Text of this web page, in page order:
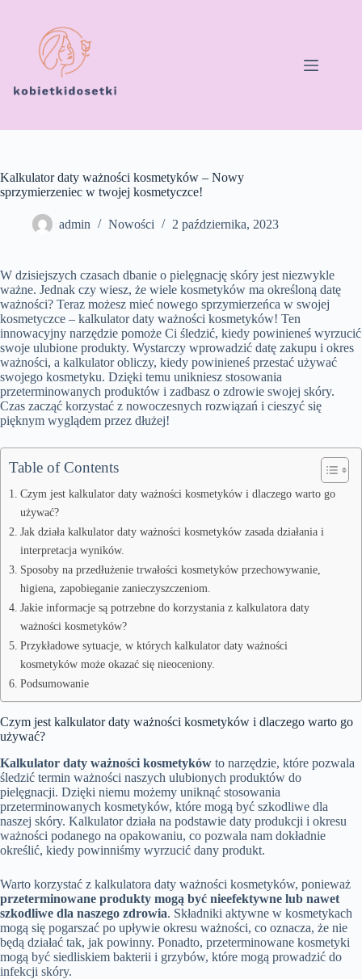
Kalkulator daty ważności kosmetyków – Nowy
sprzymierzeniec w twojej kosmetyczce!
admin Nowości 2 października, 2023
W dzisiejszych czasach dbanie o pielęgnację skóry jest niezwykle
ważne. Jednak czy wiesz, że wiele kosmetyków ma określoną datę
ważności? Teraz możesz mieć nowego sprzymierzeńca w swojej
kosmetyczce – kalkulator daty ważności kosmetyków! Ten
innowacyjny narzędzie pomoże Ci śledzić, kiedy powinieneś wyrzucić
swoje ulubione produkty. Wystarczy wprowadzić datę zakupu i okres
ważności, a kalkulator obliczy, kiedy powinieneś przestać używać
swojego kosmetyku. Dzięki temu unikniesz stosowania
przeterminowanych produktów i zadbasz o zdrowie swojej skóry.
Czas zacząć korzystać z nowoczesnych rozwiązań i cieszyć się
pięknym wyglądem przez dłużej!
Table of Contents
Czym jest kalkulator daty ważności kosmetyków i dlaczego warto go
używać?
Jak działa kalkulator daty ważności kosmetyków zasada działania i
interpretacja wyników.
Sposoby na przedłużenie trwałości kosmetyków przechowywanie,
higiena, zapobieganie zanieczyszczeniom.
Jakie informacje są potrzebne do korzystania z kalkulatora daty
ważności kosmetyków?
Przykładowe sytuacje, w których kalkulator daty ważności
kosmetyków może okazać się nieoceniony.
Podsumowanie
Czym jest kalkulator daty ważności kosmetyków i dlaczego warto go
używać?
Kalkulator daty ważności kosmetyków to narzędzie, które pozwala
śledzić termin ważności naszych ulubionych produktów do
pielęgnacji. Dzięki niemu możemy uniknąć stosowania
przeterminowanych kosmetyków, które mogą być szkodliwe dla
naszej skóry. Kalkulator działa na podstawie daty produkcji i okresu
ważności podanego na opakowaniu, co pozwala nam dokładnie
określić, kiedy powinniśmy wyrzucić dany produkt.
Warto korzystać z kalkulatora daty ważności kosmetyków, ponieważ
przeterminowane produkty mogą być nieefektywne lub nawet
szkodliwe dla naszego zdrowia. Składniki aktywne w kosmetykach
mogą się pogarszać po upływie okresu ważności, co oznacza, że nie
będą działać tak, jak powinny. Ponadto, przeterminowane kosmetyki
mogą być siedliskiem bakterii i grzybów, które mogą prowadzić do
infekcji skóry.